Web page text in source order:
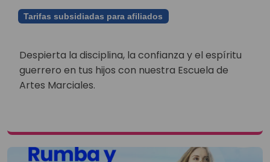
Tarifas subsidiadas para afiliados
Despierta la disciplina, la confianza y el espíritu
guerrero en tus hijos con nuestra Escuela de
Artes Marciales.